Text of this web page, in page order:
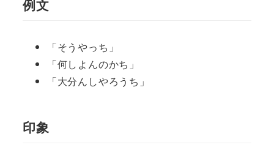
例文
「そうやっち」
「何しよんのかち」
「大分んしやろうち」
印象